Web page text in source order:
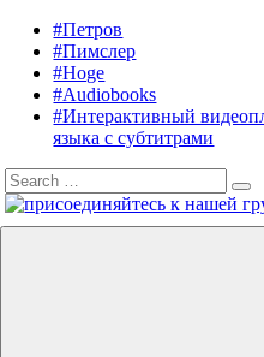
content
Listening
English
Audiobooks
English,
Petrov
English
#Петров
#Пимслер
#Hoge
#Audiobooks
#Интерактивный
языка с субтитрами
Search
for: